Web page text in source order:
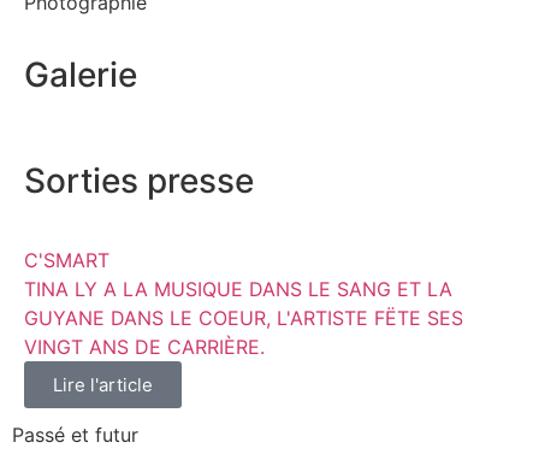
Galerie
Sorties presse
C'SMART
TINA LY A LA MUSIQUE DANS LE SANG ET LA
GUYANE DANS LE COEUR, L'ARTISTE FËTE SES
VINGT ANS DE CARRIÈRE.
Lire l'article
Passé et futur